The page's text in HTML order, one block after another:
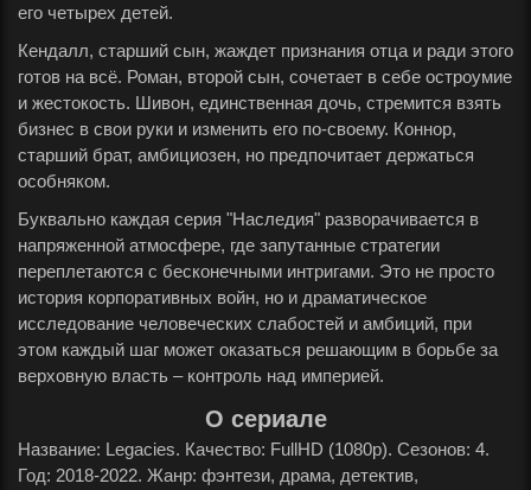
его четырех детей.
Кендалл, старший сын, жаждет признания отца и ради этого
готов на всё. Роман, второй сын, сочетает в себе остроумие
и жестокость. Шивон, единственная дочь, стремится взять
бизнес в свои руки и изменить его по-своему. Коннор,
старший брат, амбициозен, но предпочитает держаться
особняком.
Буквально каждая серия "Наследия" разворачивается в
напряженной атмосфере, где запутанные стратегии
переплетаются с бесконечными интригами. Это не просто
история корпоративных войн, но и драматическое
исследование человеческих слабостей и амбиций, при
этом каждый шаг может оказаться решающим в борьбе за
верховную власть – контроль над империей.
О сериале
Название: Legacies. Качество: FullHD (1080p). Сезонов: 4.
Год: 2018-2022. Жанр: фэнтези, драма, детектив,